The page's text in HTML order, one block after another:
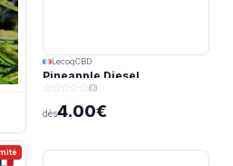
LecoqCBD
Pineapple Diesel
(0)
dès4.00€